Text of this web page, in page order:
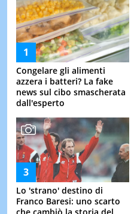
Congelare gli alimenti
azzera i batteri? La fake
news sul cibo smascherata
dall'esperto
Lo 'strano' destino di
Franco Baresi: uno scarto